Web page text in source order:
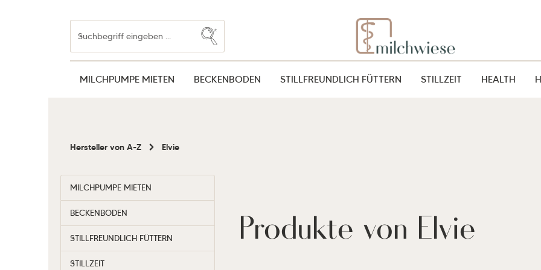
Zur Hauptnavigation springen
MILCHPUMPE MIETEN BECKENBODEN STILLFREUNDLICH FÜTTERN STILLZEIT HEALTH
Hersteller von A-Z Elvie
MILCHPUMPE MIETEN
BECKENBODEN
STILLFREUNDLICH FÜTTERN
STILLZEIT
Produkte von Elvie